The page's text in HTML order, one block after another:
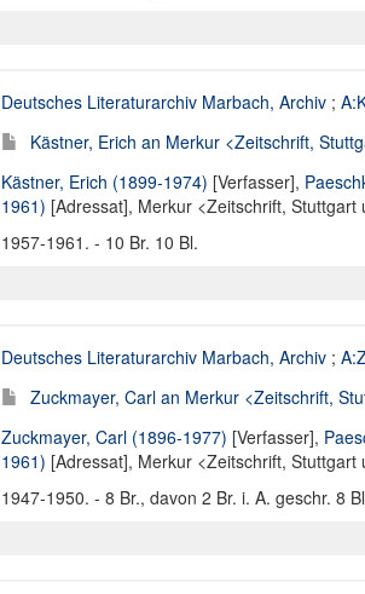
Deutsches Literaturarchiv Marbach, Archiv ;
Kästner, Erich an Merkur <Zeitschrift,
Kästner, Erich (1899-1974) [Verfasser],
1961) [Adressat], Merkur <Zeitschrift,
1957-1961. - 10 Br. 10 Bl.
Deutsches Literaturarchiv Marbach, Archiv ;
Zuckmayer, Carl an Merkur <Zeitschrift,
Zuckmayer, Carl (1896-1977) [Verfasser],
1961) [Adressat], Merkur <Zeitschrift,
1947-1950. - 8 Br., davon 2 Br. i. A. geschr. 8